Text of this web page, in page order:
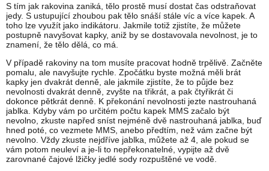
S tím jak rakovina zaniká, tělo prostě musí dostat čas odstraňovat
jedy. S ustupující zhoubou pak tělo snáší stále víc a více kapek. A
toho lze využít jako indikátoru. Jakmile totiž zjistíte, že můžete
postupně navyšovat kapky, aniž by se dostavovala nevolnost, je to
znamení, že tělo dělá, co má.
V případě rakoviny na tom musíte pracovat hodně trpělivě. Začněte
pomalu, ale navyšujte rychle. Zpočátku byste možná měli brát
kapky jen dvakrát denně, ale jakmile zjistíte, že to půjde bez
nevolnosti dvakrát denně, zvyšte na třikrát, a pak čtyřikrát či
dokonce pětkrát denně. K překonání nevolnosti jezte nastrouhaná
jablka. Kdyby vám po určitém počtu kapek MMS začalo být
nevolno, zkuste napřed sníst nejméně dvě nastrouhaná jablka, buď
hned poté, co vezmete MMS, anebo předtím, než vám začne být
nevolno. Vždy zkuste nejdříve jablka, můžete až 4, ale pokud se
vám potom neuleví a je-li to nepřekonatelné, vypijte až dvě
zarovnané čajové lžičky jedlé sody rozpuštěné ve vodě.